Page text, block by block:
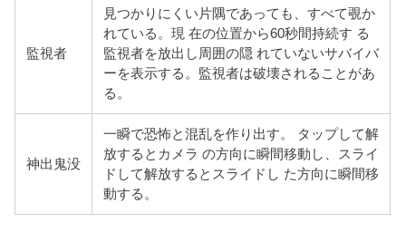
監視者
見つかりにくい片隅であっても、すべて覗か
れている。現 在の位置から60秒間持続す る
監視者を放出し周囲の隠 れていないサバイバ
ーを表示する。監視者は破壊されることがあ
る。
神出鬼没
一瞬で恐怖と混乱を作り出す。 タップして解
放するとカメラ の方向に瞬間移動し、スライ
ドして解放するとスライドし た方向に瞬間移
動する。